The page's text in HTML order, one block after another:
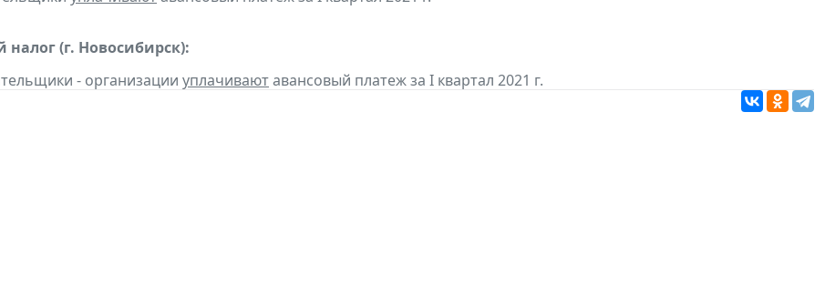
(г. Новосибирск):
- организации уплачиваютавансовый платеж за I квартал 2021 г.